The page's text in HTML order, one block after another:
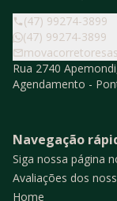
(47) 99274-3899
(47) 99274-3899
Rua 2740
Agendamento -
Navegação
Siga nossa página
Avaliações dos
Home